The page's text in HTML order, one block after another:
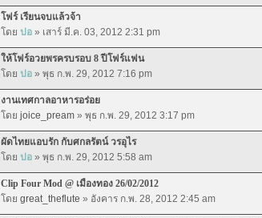
โฟร์ เรียนจบแล้วจ้า
โดย ปอ » เสาร์ มี.ค. 03, 2012 2:31 pm
ให้โฟร์อวยพรครบรอบ 8 ปีโฟร์แฟน
โดย ปอ » พุธ ก.พ. 29, 2012 7:16 pm
งานเทศกาลอาหารอร่อย
โดย joice_pream » พุธ ก.พ. 29, 2012 3:17 pm
ผัดไทยแอบรัก กับศกลรัตน์ วรอุไร
โดย ปอ » พุธ ก.พ. 29, 2012 5:58 am
Clip Four Mod @ เมืองทอง 26/02/2012
โดย great_theflute » อังคาร ก.พ. 28, 2012 2:45 am